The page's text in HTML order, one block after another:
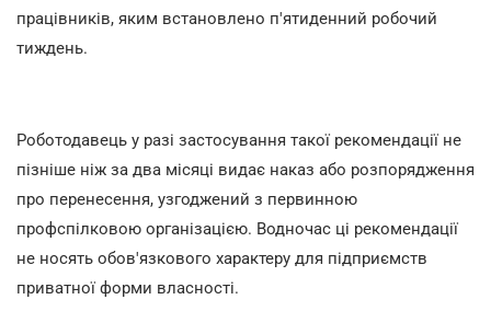
працівників, яким встановлено п'ятиденний робочий
тиждень.
Роботодавець у разі застосування такої рекомендації не
пізніше ніж за два місяці видає наказ або розпорядження
про перенесення, узгоджений з первинною
профспілковою організацією. Водночас ці рекомендації
не носять обов'язкового характеру для підприємств
приватної форми власності.